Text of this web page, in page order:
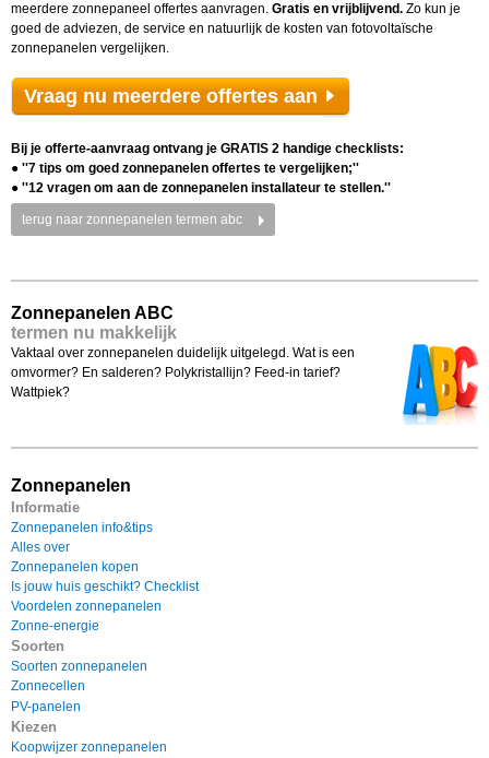
Zonnepanelen ABC
termen nu makkelijk
Vaktaal over zonnepanelen duidelijk uitgelegd. Wat is een
omvormer? En salderen? Polykristallijn? Feed-in tarief?
Wattpiek?
Zonnepanelen
Informatie
Zonnepanelen info&tips
Alles over
Zonnepanelen kopen
Is jouw huis geschikt? Checklist
Voordelen zonnepanelen
Zonne-energie
Soorten
Soorten zonnepanelen
Zonnecellen
PV-panelen
Kiezen
Koopwijzer zonnepanelen
meerdere zonnepaneel offertes aanvragen. Gratis en vrijblijvend. Zo kun je
goed de adviezen, de service en natuurlijk de kosten van fotovoltaïsche
zonnepanelen vergelijken.
Vraag nu meerdere offertes aan
Bij je offerte-aanvraag ontvang je GRATIS 2 handige checklists:
● ''7 tips om goed zonnepanelen offertes te vergelijken;''
● ''12 vragen om aan de zonnepanelen installateur te stellen.''
terug naar zonnepanelen termen abc